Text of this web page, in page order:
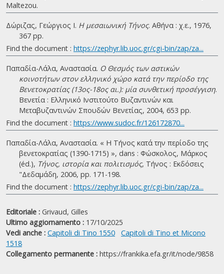
Maltezou.
Δώριζας, Γεώργιος Ι. Η μεσαιωνική Τήνος. Αθήνα : χ.ε., 1976,
367 pp.
Find the document : https://zephyr.lib.uoc.gr/cgi-bin/zap/za...
Παπαδία-Λάλα, Αναστασία. Ο Θεσμός των αστικών
κοινοτήτων στον ελληνικό χώρο κατά την περίοδο της
Βενετοκρατίας (13ος-18ος αι.): μία συνθετική προσέγγιση.
Βενετία : Ελληνικό Ινστιτούτο Βυζαντινών και
Μεταβυζαντινών Σπουδών Βενετίας, 2004, 653 pp.
Find the document : https://www.sudoc.fr/126172870...
Παπαδία-Λάλα, Αναστασία. « Η Τήνος κατά την περίοδο της
βενετοκρατίας (1390-1715) », dans : Φώσκολος, Μάρκος
(éd.), Τήνος, ιστορία και πολιτισμός, Τήνος : Εκδόσεις
"Δεδαμάδη, 2006, pp. 171-198.
Find the document : https://zephyr.lib.uoc.gr/cgi-bin/zap/za...
Editoriale : Grivaud, Gilles
Ultimo aggiornamento : 17/10/2025
Vedi anche : Capitoli di Tino 1550
Capitoli di Tino et Micono
1518
Collegamento permanente : https://frankika.efa.gr/it/node/9858